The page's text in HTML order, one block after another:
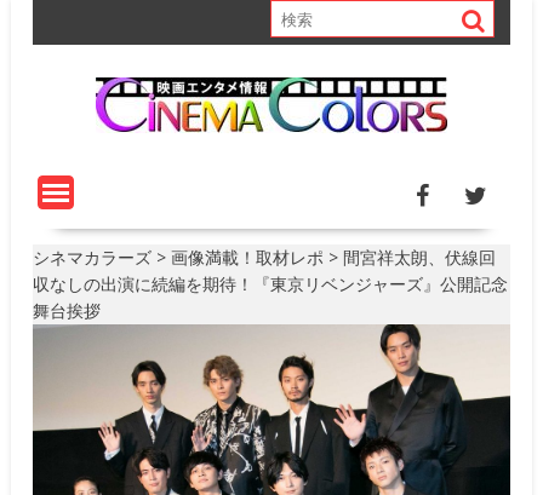
シネマカラーズ >画像満載！取材レポ > 間宮祥太朗、伏線回
収なしの出演に続編を期待！『東京リベンジャーズ』公開記念
舞台挨拶